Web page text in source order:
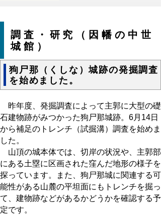
調査・研究（因幡の中世
城館）
狗尸那（くしな）城跡の発掘調査
を始めました。
昨年度、発掘調査によって主郭に大型の礎
石建物跡がみつかった狗尸那城跡。6月14日
から補足のトレンチ（試掘溝）調査を始めま
した。
山頂の城本体では、切岸の状況や、主郭部
にある土塁に区画された窪んだ地形の様子を
探っています。また、狗尸那城に関連する可
能性がある山麓の平坦面にもトレンチを掘っ
て、建物跡などがあるかどうかを確認する予
定です。